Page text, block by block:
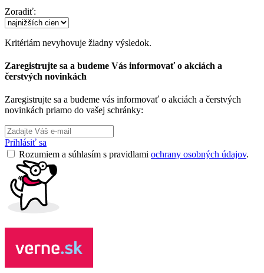
Zoradiť:
Kritériám nevyhovuje žiadny výsledok.
Zaregistrujte sa a budeme Vás informovať o akciách a
čerstvých novinkách
Zaregistrujte sa a budeme vás informovať o akciách a čerstvých
novinkách priamo do vašej schránky:
Prihlásiť sa
Rozumiem a súhlasím s pravidlami ochrany osobných údajov.